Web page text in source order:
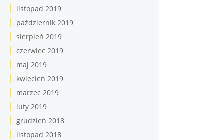
listopad 2019
październik 2019
sierpień 2019
czerwiec 2019
maj 2019
kwiecień 2019
marzec 2019
luty 2019
grudzień 2018
listopad 2018